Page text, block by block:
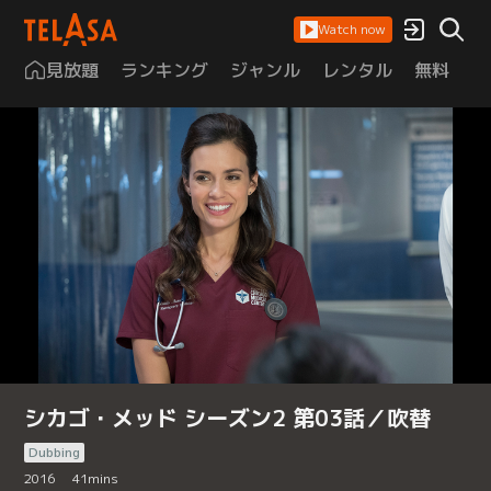
Watch now
見放題 ランキング ジャンル レンタル 無料
シカゴ・メッド シーズン2 第03話／吹替
Dubbing
2016
41mins